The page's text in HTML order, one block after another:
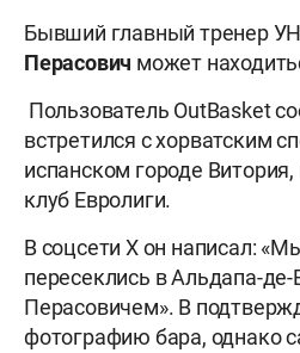
Бывший главный тренер
Перасович может
Пользователь OutBasket
встретился с хорватским
испанском городе Витория,
клуб Евролиги.
В соцсети X он написал:
пересеклись в Альдапа-
Перасовичем». В
фотографию бара, однако